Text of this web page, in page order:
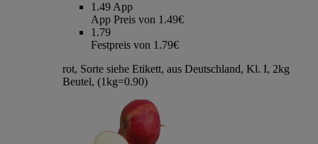
1.49 App
App Preis von 1.49€
1.79
Festpreis von 1.79€
rot, Sorte siehe Etikett, aus Deutschland, Kl. I, 2kg
Beutel, (1kg=0.90)